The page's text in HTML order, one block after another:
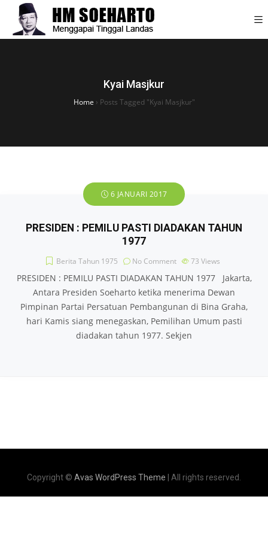
Kyai Masjkur
Home › Posts Tagged "Kyai Masjkur"
6 JANUARI 2017
PRESIDEN : PEMILU PASTI DIADAKAN TAHUN
1977
Berita Tahun 1975 No Comment 73 Views
PRESIDEN : PEMILU PASTI DIADAKAN TAHUN 1977 Jakarta,
Antara Presiden Soeharto ketika menerima Dewan
Pimpinan Partai Persatuan Pembangunan di Bina Graha,
hari Kamis siang menegaskan, Pemilihan Umum pasti
diadakan tahun 1977. Sekjen
Copyright © Avas WordPress Theme | All rights reserved.